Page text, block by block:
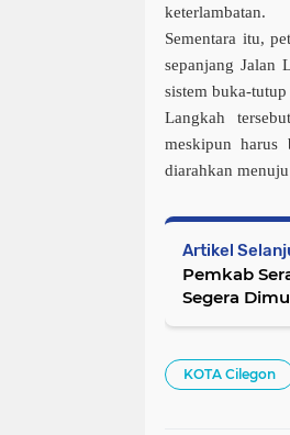
keterlambatan.
Sementara itu,
sepanjang Jalan
sistem buka-
Langkah
meskipun harus
diarahkan
Artikel
Pemkab
Segera
KOTA Cilegon